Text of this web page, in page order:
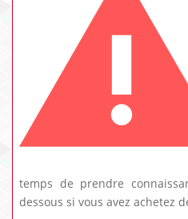
temps de prendre
dessous si vous avez achetez